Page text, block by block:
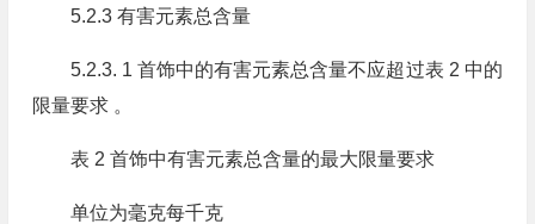
5.2.3 有害元素总含量
5.2.3. 1 首饰中的有害元素总含量不应超过表 2 中的
限量要求 。
表 2 首饰中有害元素总含量的最大限量要求
单位为毫克每千克